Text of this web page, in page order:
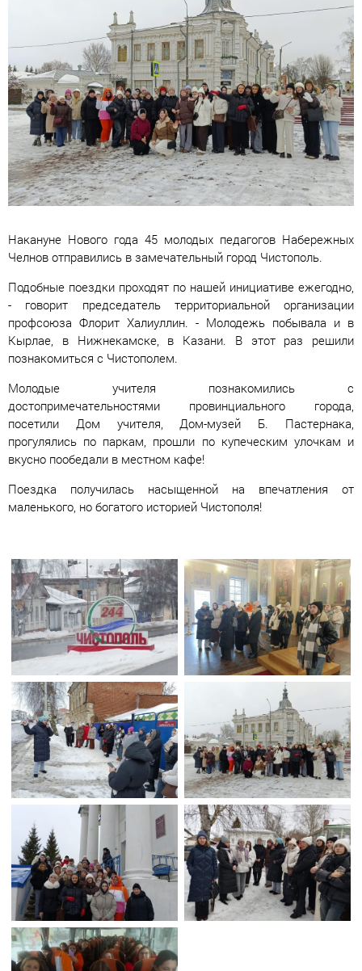
Накануне Нового года 45 молодых педагогов Набережных
Челнов отправились в замечательный город Чистополь.
Подобные поездки проходят по нашей инициативе ежегодно,
- говорит председатель территориальной организации
профсоюза Флорит Халиуллин. - Молодежь побывала и в
Кырлае, в Нижнекамске, в Казани. В этот раз решили
познакомиться с Чистополем.
Молодые учителя познакомились с
достопримечательностями провинциального города,
посетили Дом учителя, Дом-музей Б. Пастернака,
прогулялись по паркам, прошли по купеческим улочкам и
вкусно пообедали в местном кафе!
Поездка получилась насыщенной на впечатления от
маленького, но богатого историей Чистополя!